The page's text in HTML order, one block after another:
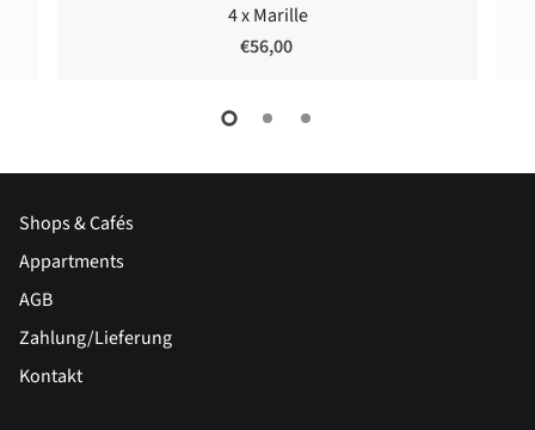
4 x Marille
€56,00
Shops & Cafés
Appartments
AGB
Zahlung/Lieferung
Kontakt